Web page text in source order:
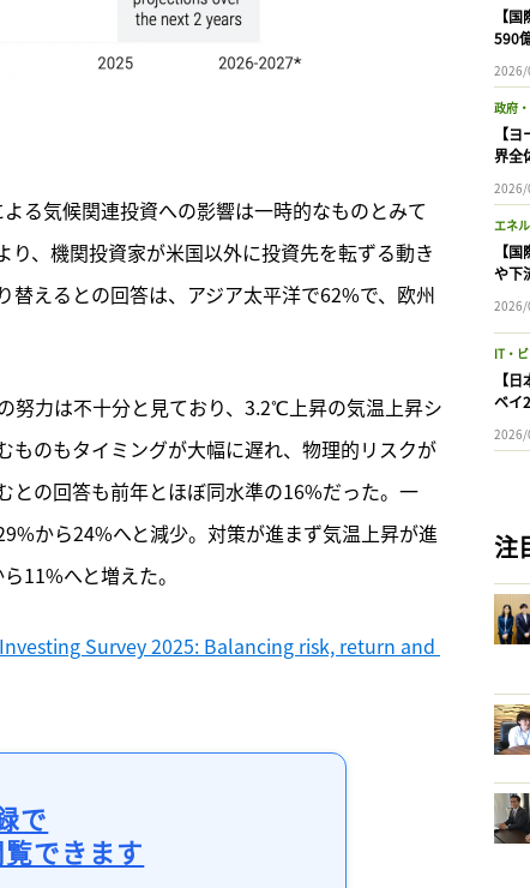
る気候関連投資への影響は一時的なものとみて
、機関投資家が米国以外に投資先を転ずる動き
えるとの回答は、アジア太平洋で62%で、欧州
努力は不十分と見ており、3.2℃上昇の気温上昇シ
のもタイミングが大幅に遅れ、物理的リスクが
との回答も前年とほぼ同水準の16%だった。一
から24%へと減少。対策が進まず気温上昇が進
11%へと増えた。
Survey 2025: Balancing risk, return and
で
できます
【
590
政府
【
界全
エネ
【
や下
IT・
【
ベイ
注
グイン